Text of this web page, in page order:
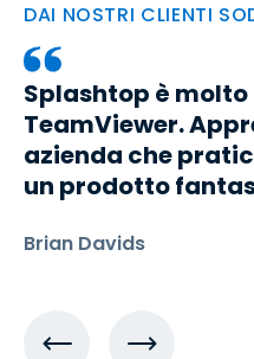
DAI NOSTRI CLIENTI
Splashtop è
TeamViewer.
azienda che
un prodotto
Brian Davids